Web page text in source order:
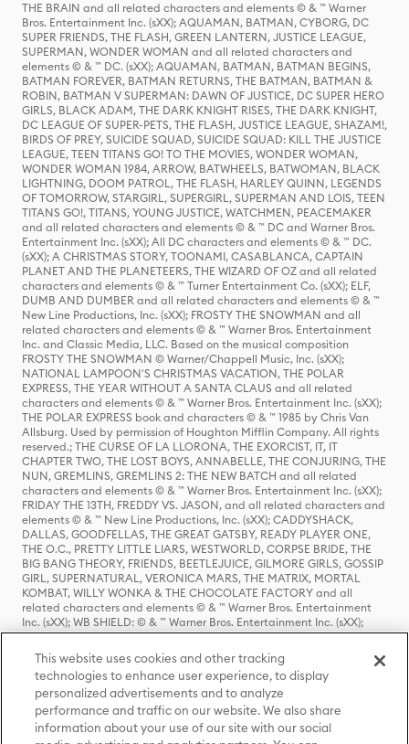
THE BRAIN and all related characters and elements © & ™ Warner
Bros. Entertainment Inc. (sXX); AQUAMAN, BATMAN, CYBORG, DC
SUPER FRIENDS, THE FLASH, GREEN LANTERN, JUSTICE LEAGUE,
SUPERMAN, WONDER WOMAN and all related characters and
elements © & ™ DC. (sXX); AQUAMAN, BATMAN, BATMAN BEGINS,
BATMAN FOREVER, BATMAN RETURNS, THE BATMAN, BATMAN &
ROBIN, BATMAN V SUPERMAN: DAWN OF JUSTICE, DC SUPER HERO
GIRLS, BLACK ADAM, THE DARK KNIGHT RISES, THE DARK KNIGHT,
DC LEAGUE OF SUPER-PETS, THE FLASH, JUSTICE LEAGUE, SHAZAM!,
BIRDS OF PREY, SUICIDE SQUAD, SUICIDE SQUAD: KILL THE JUSTICE
LEAGUE, TEEN TITANS GO! TO THE MOVIES, WONDER WOMAN,
WONDER WOMAN 1984, ARROW, BATWHEELS, BATWOMAN, BLACK
LIGHTNING, DOOM PATROL, THE FLASH, HARLEY QUINN, LEGENDS
OF TOMORROW, STARGIRL, SUPERGIRL, SUPERMAN AND LOIS, TEEN
TITANS GO!, TITANS, YOUNG JUSTICE, WATCHMEN, PEACEMAKER
and all related characters and elements © & ™ DC and Warner Bros.
Entertainment Inc. (sXX); All DC characters and elements © & ™ DC.
(sXX); A CHRISTMAS STORY, TOONAMI, CASABLANCA, CAPTAIN
PLANET AND THE PLANETEERS, THE WIZARD OF OZ and all related
characters and elements © & ™ Turner Entertainment Co. (sXX); ELF,
DUMB AND DUMBER and all related characters and elements © & ™
New Line Productions, Inc. (sXX); FROSTY THE SNOWMAN and all
related characters and elements © & ™ Warner Bros. Entertainment
Inc. and Classic Media, LLC. Based on the musical composition
FROSTY THE SNOWMAN © Warner/Chappell Music, Inc. (sXX);
NATIONAL LAMPOON'S CHRISTMAS VACATION, THE POLAR
EXPRESS, THE YEAR WITHOUT A SANTA CLAUS and all related
characters and elements © & ™ Warner Bros. Entertainment Inc. (sXX);
THE POLAR EXPRESS book and characters © & ™ 1985 by Chris Van
Allsburg. Used by permission of Houghton Mifflin Company. All rights
reserved.; THE CURSE OF LA LLORONA, THE EXORCIST, IT, IT
CHAPTER TWO, THE LOST BOYS, ANNABELLE, THE CONJURING, THE
NUN, GREMLINS, GREMLINS 2: THE NEW BATCH and all related
characters and elements © & ™ Warner Bros. Entertainment Inc. (sXX);
FRIDAY THE 13TH, FREDDY VS. JASON, and all related characters and
elements © & ™ New Line Productions, Inc. (sXX); CADDYSHACK,
DALLAS, GOODFELLAS, THE GREAT GATSBY, READY PLAYER ONE,
THE O.C., PRETTY LITTLE LIARS, WESTWORLD, CORPSE BRIDE, THE
BIG BANG THEORY, FRIENDS, BEETLEJUICE, GILMORE GIRLS, GOSSIP
GIRL, SUPERNATURAL, VERONICA MARS, THE MATRIX, MORTAL
KOMBAT, WILLY WONKA & THE CHOCOLATE FACTORY and all
related characters and elements © & ™ Warner Bros. Entertainment
Inc. (sXX); WB SHIELD: © & ™ Warner Bros. Entertainment Inc. (sXX);
HOUSE OF THE DRAGON, GAME OF THRONES, and all related
characters and elements © & ™ Home Box Office, Inc. (sXX); CHILLING
ADVENTURES OF SABRINA, RIVERDALE © & ™ Warner Bros.
Entertainment Inc. Archie Comics and all related characters and
elements © & ™ Archie Comic Publications, Inc. Used with permission.
(sXX); SEINFELD and all related characters and elements © & ™ Castle
Rock Entertainment. (sXX); TED LASSO © & ™ Warner Bros.
Entertainment Inc. & Universal Television LLC (sXX); THE HOBBIT: AN
This website uses cookies and other tracking
technologies to enhance user experience, to display
personalized advertisements and to analyze
performance and traffic on our website. We also share
information about your use of our site with our social